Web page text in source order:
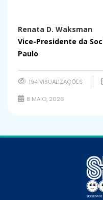
Renata D. Waksman
Vice-Presidente da
Paulo
194 VISUALIZAÇÕES
8 MAIO, 2026